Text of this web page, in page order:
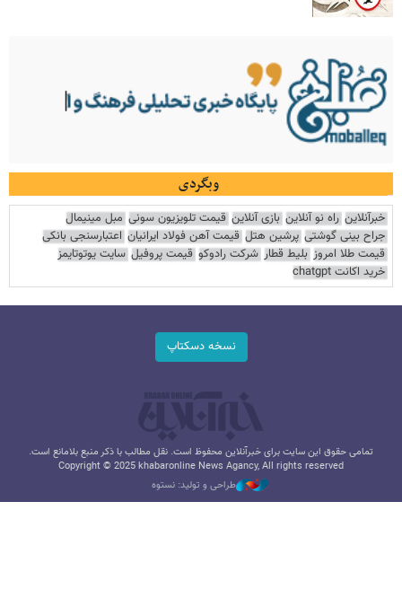
وبگردی
خبرآنلاین راه نو آنلاین بازی آنلاین قیمت تلویزیون سونی مبل مینیمال
جراح بینی گوشتی پرشین هتل قیمت آهن فولاد ایرانیان اعتبارسنجی بانکی
قیمت طلا امروز بلیط قطار شرکت رادوکو قیمت پروفیل سایت یوتوتایمز
خرید اکانت chatgpt
نسخه دسکتاپ
تمامی حقوق این سایت برای خبرآنلاین محفوظ است. نقل مطالب با ذکر منبع بلامانع است.
Copyright © 2025 khabaronline News Agancy, All rights reserved
طراحی و تولید: نستوه